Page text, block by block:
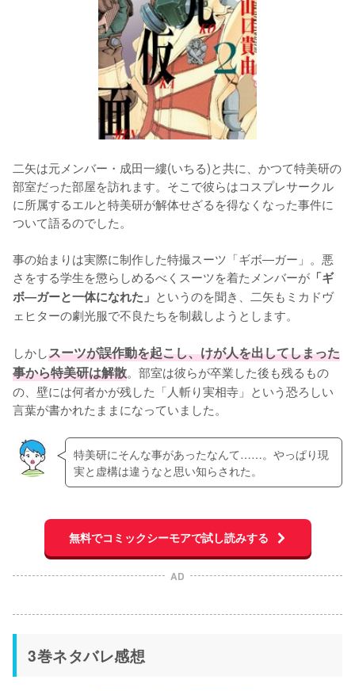
二矢は元メンバー・成田一縷(いちる)と共に、かつて特美研の
部室だった部屋を訪れます。そこで彼らはコスプレサークル
に所属するエルと特美研が解体せざるを得なくなった事件に
ついて語るのでした。
事の始まりは実際に制作した特撮スーツ「ギボ―ガー」。悪
さをする学生を懲らしめるべくスーツを着たメンバーが 「ギ
ボ―ガーと一体になれた」 というのを聞き、二矢もミカドヴ
ェヒターの劇光服で不良たちを制裁しようとします。
しかしスーツが誤作動を起こし、けが人を出してしまった
事から特美研は解散。部室は彼らが卒業した後も残るもの
の、壁には何者かが残した「人斬り実相寺」という恐ろしい
言葉が書かれたままになっていました。
特美研にそんな事があったなんて……。やっぱり現
実と虚構は違うなと思い知らされた。
無料でコミックシーモアで試し読みする
AD
3巻ネタバレ感想